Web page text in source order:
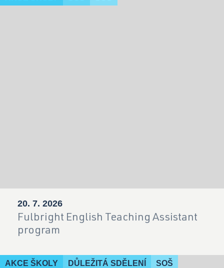
20. 7. 2026
Fulbright English Teaching Assistant
program
AKCE ŠKOLY DŮLEŽITÁ SDĚLENÍ SOŠ